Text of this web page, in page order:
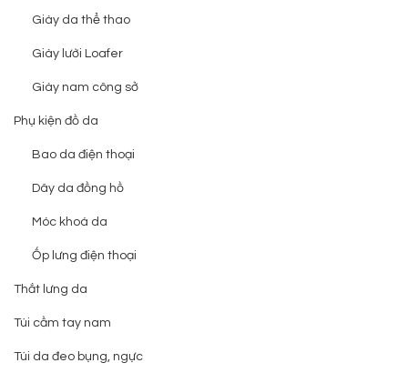
Giày da thể thao
Giày lười Loafer
Giày nam công sở
Phụ kiện đồ da
Bao da điện thoại
Dây da đồng hồ
Móc khoá da
Ốp lưng điện thoại
Thắt lưng da
Túi cầm tay nam
Túi da đeo bụng, ngực